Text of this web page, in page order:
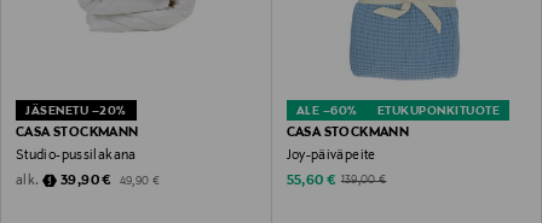
JÄSENETU –20%
CASA STOCKMANN
Studio-pussilakana
alk.
Discounted Price
39,90 € Original Price
49,90 €
ALE –60% ETUKUPONKITUOTE
CASA STOCKMANN
Joy-päiväpeite
Discounted Price
55,60 € Original Price
139,00 €